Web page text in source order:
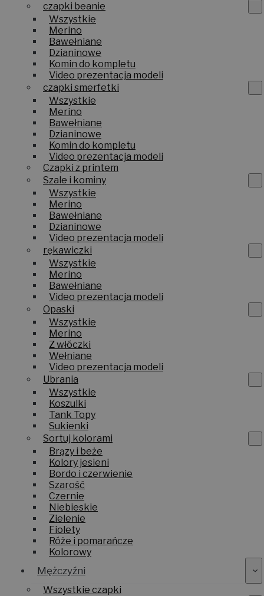
czapki beanie
Wszystkie
Merino
Bawełniane
Dzianinowe
Komin do kompletu
Video prezentacja modeli
czapki smerfetki
Wszystkie
Merino
Bawełniane
Dzianinowe
Komin do kompletu
Video prezentacja modeli
Czapki z printem
Szale i kominy
Wszystkie
Merino
Bawełniane
Dzianinowe
Video prezentacja modeli
rękawiczki
Wszystkie
Merino
Bawełniane
Video prezentacja modeli
Opaski
Wszystkie
Merino
Z włóczki
Wełniane
Video prezentacja modeli
Ubrania
Wszystkie
Koszulki
Tank Topy
Sukienki
Sortuj kolorami
Brązy i beże
Kolory jesieni
Bordo i czerwienie
Szarość
Czernie
Niebieskie
Zielenie
Fiolety
Róże i pomarańcze
Kolorowy
Mężczyźni
Wszystkie czapki